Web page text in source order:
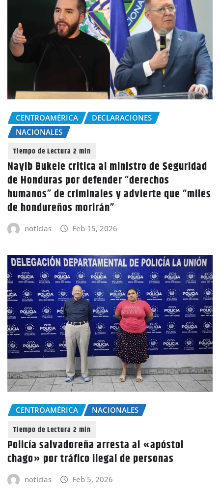
CENTROAMÉRICA
DECLARACIONES
NACIONALES
Nayib Bukele critica al ministro de Seguridad
de Honduras por defender “derechos
humanos” de criminales y advierte que “miles
de hondureños morirán”
noticias Feb 15, 2026
CENTROAMÉRICA NACIONALES
Policía salvadoreña arresta al «apóstol
chago» por tráfico ilegal de personas
noticias Feb 5, 2026